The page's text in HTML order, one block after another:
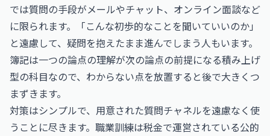
では質問の手段がメールやチャット、オンライン面談など
に限られます。「こんな初歩的なことを聞いていいのか」
と遠慮して、疑問を抱えたまま進んでしまう人もいます。
簿記は一つの論点の理解が次の論点の前提になる積み上げ
型の科目なので、わからない点を放置すると後で大きくつ
まずきます。
対策はシンプルで、用意された質問チャネルを遠慮なく使
うことに尽きます。職業訓練は税金で運営されている公的